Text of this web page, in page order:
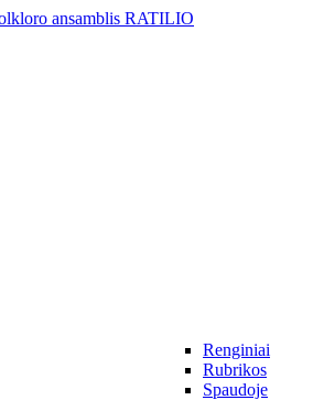
Renginiai
Rubrikos
Spaudoje